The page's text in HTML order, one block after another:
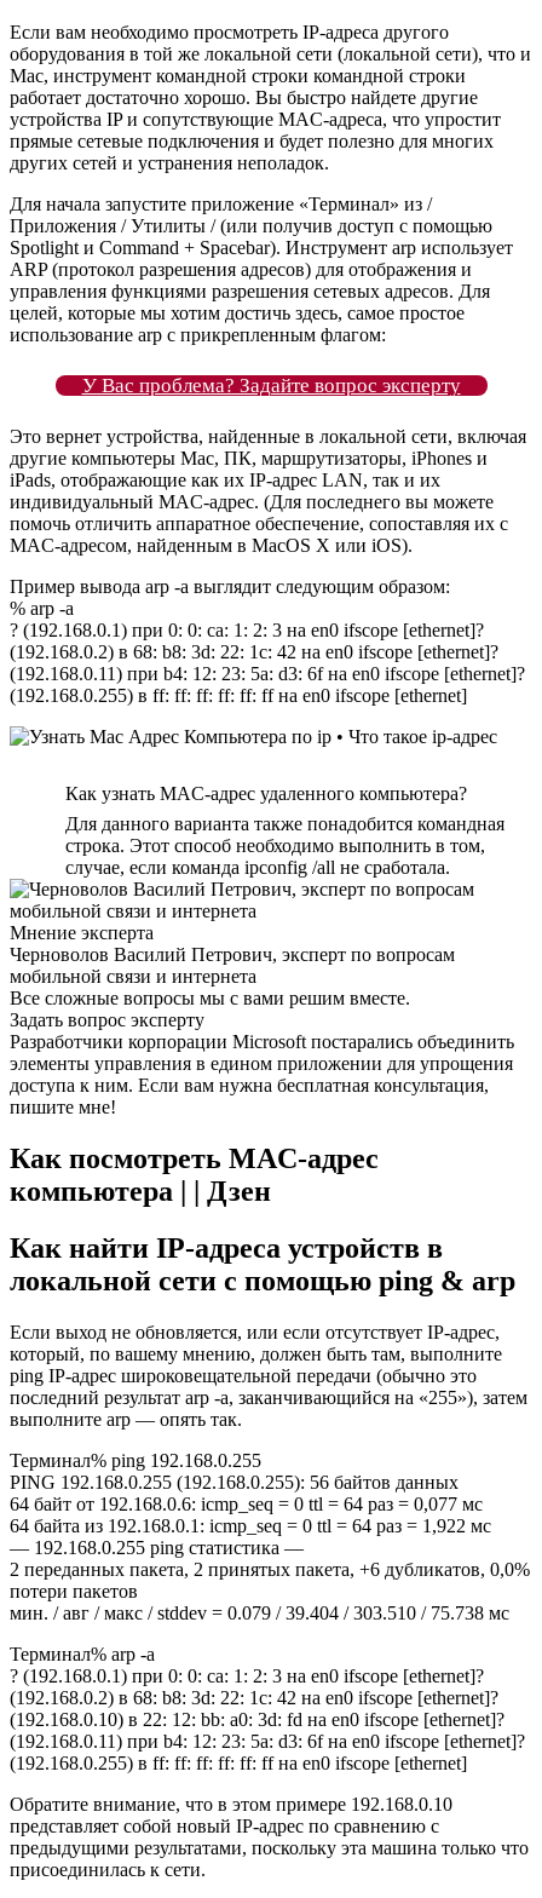
Если вам необходимо просмотреть IP-адреса другого
оборудования в той же локальной сети (локальной сети), что и
Mac, инструмент командной строки командной строки
работает достаточно хорошо. Вы быстро найдете другие
устройства IP и сопутствующие MAC-адреса, что упростит
прямые сетевые подключения и будет полезно для многих
других сетей и устранения неполадок.
Для начала запустите приложение «Терминал» из /
Приложения / Утилиты / (или получив доступ с помощью
Spotlight и Command + Spacebar). Инструмент arp использует
ARP (протокол разрешения адресов) для отображения и
управления функциями разрешения сетевых адресов. Для
целей, которые мы хотим достичь здесь, самое простое
использование arp с прикрепленным флагом:
У Вас проблема? Задайте вопрос эксперту
Это вернет устройства, найденные в локальной сети, включая
другие компьютеры Mac, ПК, маршрутизаторы, iPhones и
iPads, отображающие как их IP-адрес LAN, так и их
индивидуальный MAC-адрес. (Для последнего вы можете
помочь отличить аппаратное обеспечение, сопоставляя их с
MAC-адресом, найденным в MacOS X или iOS).
Пример вывода arp -a выглядит следующим образом:
% arp -a
? (192.168.0.1) при 0: 0: ca: 1: 2: 3 на en0 ifscope [ethernet]?
(192.168.0.2) в 68: b8: 3d: 22: 1c: 42 на en0 ifscope [ethernet]?
(192.168.0.11) при b4: 12: 23: 5a: d3: 6f на en0 ifscope [ethernet]?
(192.168.0.255) в ff: ff: ff: ff: ff: ff на en0 ifscope [ethernet]
Как узнать MAC-адрес удаленного компьютера?
Для данного варианта также понадобится командная
строка. Этот способ необходимо выполнить в том,
случае, если команда ipconfig /all не сработала.
Мнение эксперта
Черноволов Василий Петрович, эксперт по вопросам
мобильной связи и интернета
Все сложные вопросы мы с вами решим вместе.
Задать вопрос эксперту
Разработчики корпорации Microsoft постарались объединить
элементы управления в едином приложении для упрощения
доступа к ним. Если вам нужна бесплатная консультация,
пишите мне!
Как посмотреть MAC-адрес
компьютера | | Дзен
Как найти IP-адреса устройств в
локальной сети с помощью ping & arp
Если выход не обновляется, или если отсутствует IP-адрес,
который, по вашему мнению, должен быть там, выполните
ping IP-адрес широковещательной передачи (обычно это
последний результат arp -a, заканчивающийся на «255»), затем
выполните arp — опять так.
Терминал% ping 192.168.0.255
PING 192.168.0.255 (192.168.0.255): 56 байтов данных
64 байт от 192.168.0.6: icmp_seq = 0 ttl = 64 раз = 0,077 мс
64 байта из 192.168.0.1: icmp_seq = 0 ttl = 64 раз = 1,922 мс
— 192.168.0.255 ping статистика —
2 переданных пакета, 2 принятых пакета, +6 дубликатов, 0,0%
потери пакетов
мин. / авг / макс / stddev = 0.079 / 39.404 / 303.510 / 75.738 мс
Терминал% arp -a
? (192.168.0.1) при 0: 0: ca: 1: 2: 3 на en0 ifscope [ethernet]?
(192.168.0.2) в 68: b8: 3d: 22: 1c: 42 на en0 ifscope [ethernet]?
(192.168.0.10) в 22: 12: bb: a0: 3d: fd на en0 ifscope [ethernet]?
(192.168.0.11) при b4: 12: 23: 5a: d3: 6f на en0 ifscope [ethernet]?
(192.168.0.255) в ff: ff: ff: ff: ff: ff на en0 ifscope [ethernet]
Обратите внимание, что в этом примере 192.168.0.10
представляет собой новый IP-адрес по сравнению с
предыдущими результатами, поскольку эта машина только что
присоединилась к сети.